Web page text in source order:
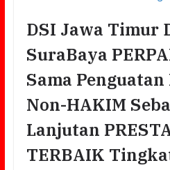
DSI Jawa Timur
SuraBaya
Sama Penguatan
Non-HAKIM
Lanjutan
TERBAIK